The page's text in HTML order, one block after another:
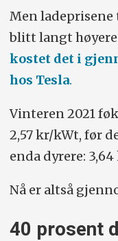
Men ladeprisene
blitt langt
kostet det i
hos Tesla.
Vinteren 2021
2,57 kr/kWt, før
enda dyrere:
Nå er altså
40 prosent